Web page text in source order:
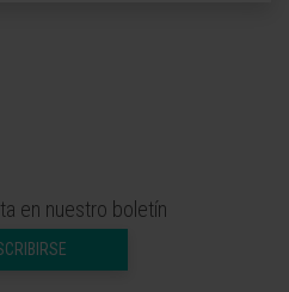
en nuestro boletín